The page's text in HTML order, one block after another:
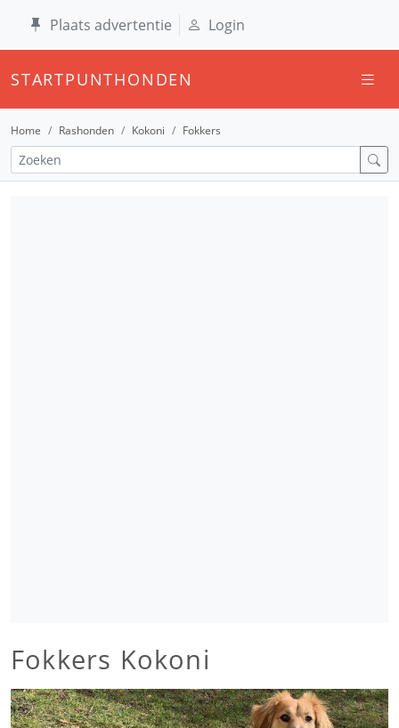
Plaats advertentie Login
STARTPUNTHONDEN
Home Rashonden Kokoni Fokkers
Fokkers Kokoni